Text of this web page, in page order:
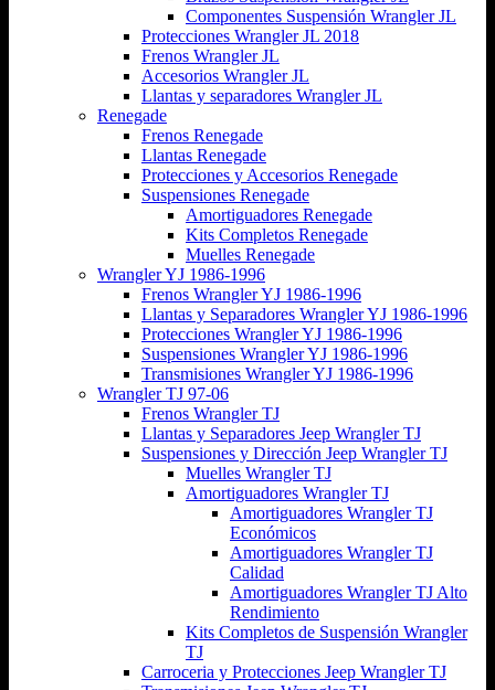
Componentes Suspensión Wrangler JL
Protecciones Wrangler JL 2018
Frenos Wrangler JL
Accesorios Wrangler JL
Llantas y separadores Wrangler JL
Renegade
Frenos Renegade
Llantas Renegade
Protecciones y Accesorios Renegade
Suspensiones Renegade
Amortiguadores Renegade
Kits Completos Renegade
Muelles Renegade
Wrangler YJ 1986-1996
Frenos Wrangler YJ 1986-1996
Llantas y Separadores Wrangler YJ 1986-1996
Protecciones Wrangler YJ 1986-1996
Suspensiones Wrangler YJ 1986-1996
Transmisiones Wrangler YJ 1986-1996
Wrangler TJ 97-06
Frenos Wrangler TJ
Llantas y Separadores Jeep Wrangler TJ
Suspensiones y Dirección Jeep Wrangler TJ
Muelles Wrangler TJ
Amortiguadores Wrangler TJ
Amortiguadores Wrangler TJ
Económicos
Amortiguadores Wrangler TJ
Calidad
Amortiguadores Wrangler TJ Alto
Rendimiento
Kits Completos de Suspensión Wrangler
TJ
Carroceria y Protecciones Jeep Wrangler TJ